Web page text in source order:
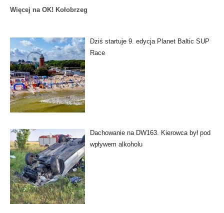
Więcej na OK! Kołobrzeg
Dziś startuje 9. edycja Planet Baltic SUP
Race
Dachowanie na DW163. Kierowca był pod
wpływem alkoholu